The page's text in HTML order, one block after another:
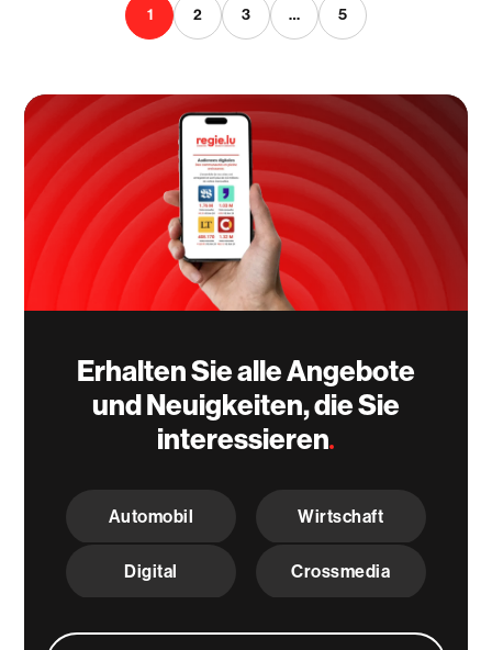
1 2 3 … 5
Erhalten Sie alle Angebote
und Neuigkeiten, die Sie
interessieren
m
Automobil Wirtschaft
Digital Crossmedia
A